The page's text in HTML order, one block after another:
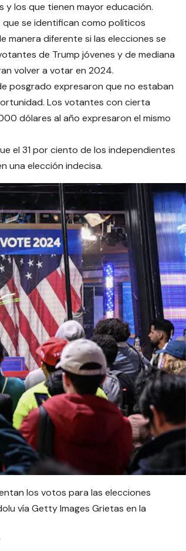
y los que tienen mayor educación.
se identifican como políticos
manera diferente si las elecciones se
de Trump jóvenes y de mediana
volver a votar en 2024.
posgrado expresaron que no estaban
Los votantes con cierta
dólares al año expresaron el mismo
el 31 por ciento de los independientes
una elección indecisa.
los votos para las elecciones
vía Getty Images Grietas en la